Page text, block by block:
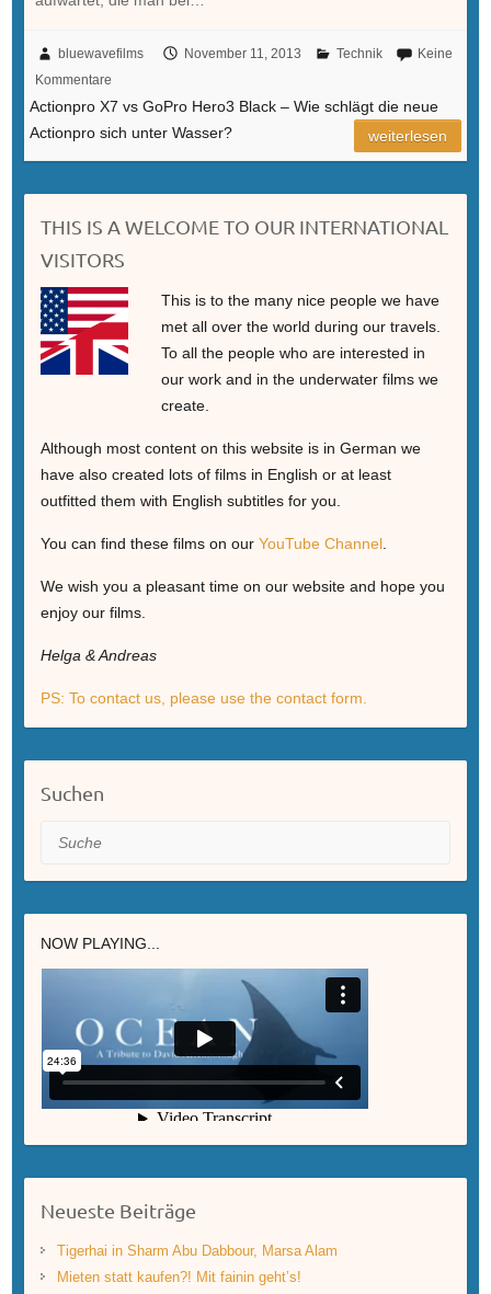
bluewavefilms November 11, 2013 Technik
Keine
Kommentare
Actionpro X7 vs GoPro Hero3 Black – Wie schlägt die neue
Actionpro sich unter Wasser?
weiterlesen
THIS IS A WELCOME TO OUR INTERNATIONAL
VISITORS
This is to the many nice people we have
met all over the world during our travels.
To all the people who are interested in
our work and in the underwater films we
create.
Although most content on this website is in German we
have also created lots of films in English or at least
outfitted them with English subtitles for you.
You can find these films on our YouTube Channel.
We wish you a pleasant time on our website and hope you
enjoy our films.
Helga & Andreas
PS: To contact us, please use the contact form.
Suchen
Suche
NOW PLAYING...
Neueste Beiträge
Tigerhai in Sharm Abu Dabbour, Marsa Alam
Mieten statt kaufen?! Mit fainin geht’s!